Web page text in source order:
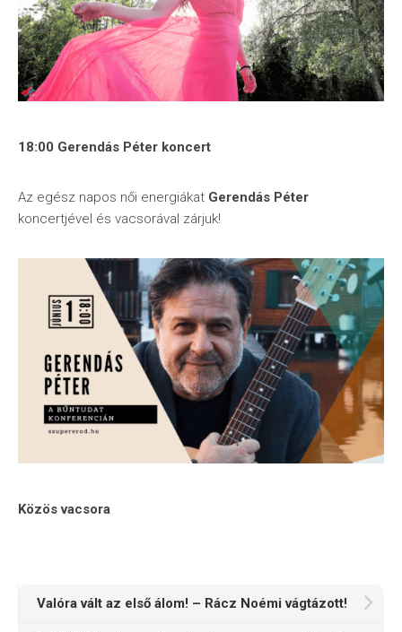
18:00 Gerendás Péter koncert
Az egész napos női energiákat Gerendás Péter
koncertjével és vacsorával zárjuk!
Közös vacsora
Valóra vált az első álom! – Rácz Noémi vágtázott!